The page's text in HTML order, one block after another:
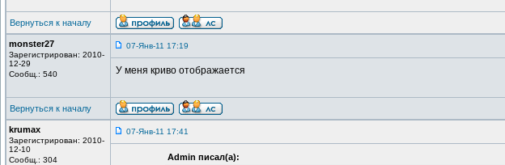
Вернуться к началу
monster27
Зарегистрирован: 2010-
12-29
Сообщ.: 540
07-Янв-11 17:19
У меня криво отображается
Вернуться к началу
krumax
Зарегистрирован: 2010-
12-10
Сообщ.: 304
07-Янв-11 17:41
Admin писал(а):